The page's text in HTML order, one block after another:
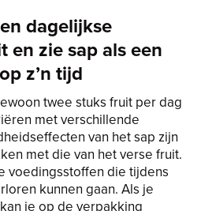
dagelijkse
en zie sap als een
z’n tijd
twee stuks fruit per dag
met verschillende
van het sap zijn
met die van het verse fruit.
voedingsstoffen die tijdens
kunnen gaan. Als je
je op de verpakking